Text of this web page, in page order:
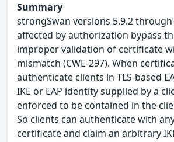
Summary
strongSwan versions 5.9.2 through
affected by authorization bypass
improper validation of certificate
mismatch (CWE-297). When
authenticate clients in TLS-based
IKE or EAP identity supplied by a
enforced to be contained in the
So clients can authenticate with
certificate and claim an arbitrary